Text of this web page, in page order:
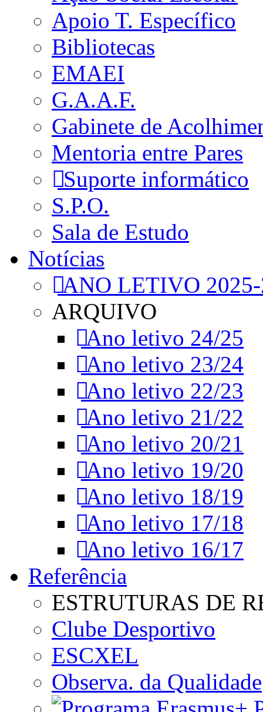
Apoio T. Específico
Bibliotecas
EMAEI
G.A.A.F.
Gabinete de
Mentoria entre Pares
Suporte informático
S.P.O.
Sala de Estudo
Notícias
ANO LETIVO
ARQUIVO
Ano letivo 24/25
Ano letivo 23/24
Ano letivo 22/23
Ano letivo 21/22
Ano letivo 20/21
Ano letivo 19/20
Ano letivo 18/19
Ano letivo 17/18
Ano letivo 16/17
Referência
ESTRUTURAS DE
Clube Desportivo
ESCXEL
Observa. da Qualidade